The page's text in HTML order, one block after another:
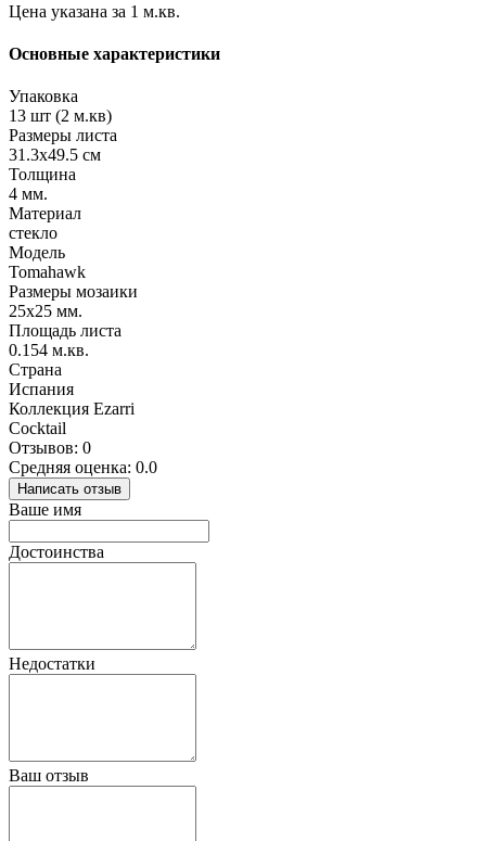
Цена указана за 1 м.кв.
Основные характеристики
Упаковка
13 шт (2 м.кв)
Размеры листа
31.3х49.5 см
Толщина
4 мм.
Материал
стекло
Модель
Tomahawk
Размеры мозаики
25х25 мм.
Площадь листа
0.154 м.кв.
Страна
Испания
Коллекция Ezarri
Cocktail
Отзывов: 0
Средняя оценка: 0.0
Написать отзыв
Ваше имя
Достоинства
Недостатки
Ваш отзыв